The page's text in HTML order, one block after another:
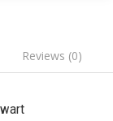
Reviews (0)